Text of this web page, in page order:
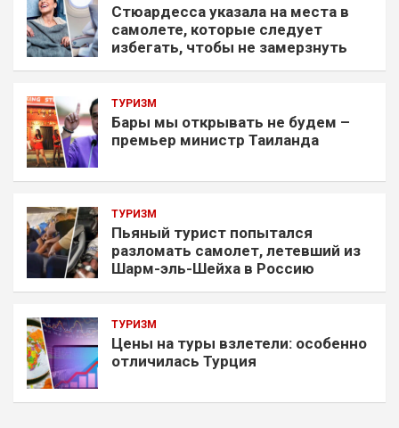
Стюардесса указала на места в
самолете, которые следует
избегать, чтобы не замерзнуть
ТУРИЗМ
Бары мы открывать не будем –
премьер министр Таиланда
ТУРИЗМ
Пьяный турист попытался
разломать самолет, летевший из
Шарм-эль-Шейха в Россию
ТУРИЗМ
Цены на туры взлетели: особенно
отличилась Турция